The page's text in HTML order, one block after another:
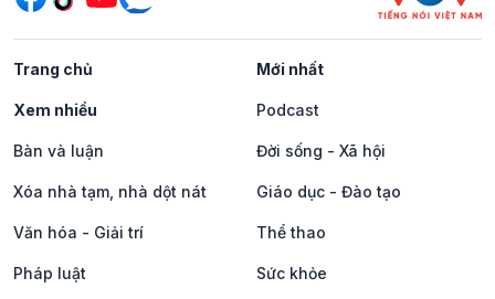
Trang chủ Mới nhất
Xem nhiều Podcast
Bàn và luận Đời sống - Xã hội
Xóa nhà tạm, nhà dột nát Giáo dục - Đào tạo
Văn hóa - Giải trí Thể thao
Pháp luật Sức khỏe